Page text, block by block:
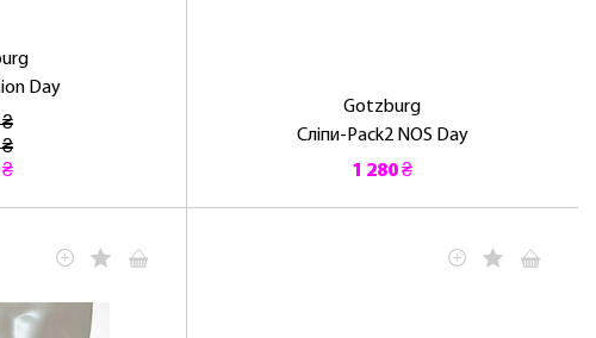
Day
₴
₴
Gotzburg
Сліпи-Pack2 NOS Day
1 280 ₴